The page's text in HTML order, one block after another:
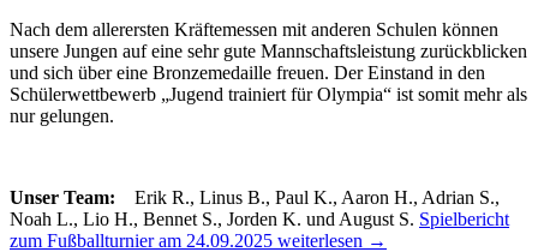
Nach dem allerersten Kräftemessen mit anderen Schulen können
unsere Jungen auf eine sehr gute Mannschaftsleistung zurückblicken
und sich über eine Bronzemedaille freuen. Der Einstand in den
Schülerwettbewerb „Jugend trainiert für Olympia“ ist somit mehr als
nur gelungen.
Unser Team: Erik R., Linus B., Paul K., Aaron H., Adrian S.,
Noah L., Lio H., Bennet S., Jorden K. und August S. Spielbericht
zum Fußballturnier am 24.09.2025 weiterlesen →